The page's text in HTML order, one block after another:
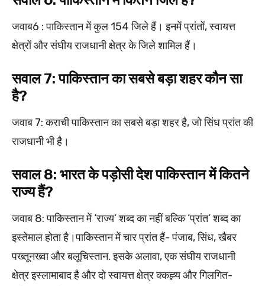
जवाब6 : पाकिस्तान में कुल 154 जिले हैं। इनमें प्रांतों, स्वायत्त
क्षेत्रों और संघीय राजधानी क्षेत्र के जिले शामिल हैं।
सवाल 7: पाकिस्तान का सबसे बड़ा शहर कौन सा
है?
जवाब 7: कराची पाकिस्तान का सबसे बड़ा शहर है, जो सिंध प्रांत की
राजधानी भी है।
सवाल 8: भारत के पड़ोसी देश पाकिस्तान में कितने
राज्य हैं?
जवाब 8: पाकिस्तान में ‘राज्य’ शब्द का नहीं बल्कि ‘प्रांत’ शब्द का
इस्तेमाल होता है।पाकिस्तान में चार प्रांत हैं- पंजाब, सिंध, खैबर
पख्तूनख्वा और बलूचिस्तान. इसके अलावा, एक संघीय राजधानी
क्षेत्र इस्लामाबाद है और दो स्वायत्त क्षेत्र क्कह्र्य और गिलगित-